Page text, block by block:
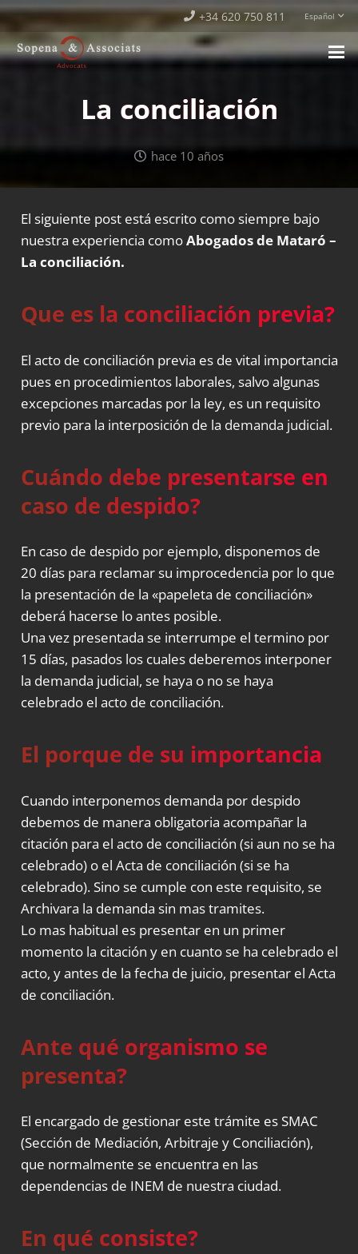
+34 620 750 811 Español
La conciliación
hace 10 años
El siguiente post está escrito como siempre bajo
nuestra experiencia comoAbogados de Mataró –
La conciliación.
Que es la conciliación previa?
El acto de conciliación previa es de vital importancia
pues en procedimientos laborales, salvo algunas
excepciones marcadas por la ley, es un requisito
previo para la interposición de la demanda judicial.
Cuándo debe presentarse en
caso de despido?
En caso de despido por ejemplo, disponemos de
20 días para reclamar su improcedencia por lo que
la presentación de la «papeleta de conciliación»
deberá hacerse lo antes posible.
Una vez presentada se interrumpe el termino por
15 días, pasados los cuales deberemos interponer
la demanda judicial, se haya o no se haya
celebrado el acto de conciliación.
El porque de su importancia
Cuando interponemos demanda por despido
debemos de manera obligatoria acompañar la
citación para el acto de conciliación (si aun no se ha
celebrado) o el Acta de conciliación (si se ha
celebrado). Sino se cumple con este requisito, se
Archivara la demanda sin mas tramites.
Lo mas habitual es presentar en un primer
momento la citación y en cuanto se ha celebrado el
acto, y antes de la fecha de juicio, presentar el Acta
de conciliación.
Ante qué organismo se
presenta?
El encargado de gestionar este trámite es SMAC
(Sección de Mediación, Arbitraje y Conciliación),
que normalmente se encuentra en las
dependencias de INEM de nuestra ciudad.
En qué consiste?